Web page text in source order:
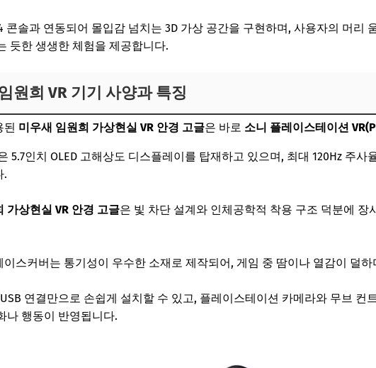
콘솔과 연동되어 몰입감 넘치는 3D 가상 공간을 구현하며, 사용자의 머리
듯한 생생한 체험을 제공합니다.
원희 VR 기기 사양과 특징
된 미우새 임원희 가상현실 VR 안경 고글은 바로 소니 플레이스테이션
5.7인치 OLED 고해상도 디스플레이를 탑재하고 있으며, 최대 120Hz 주
.
가상현실 VR 안경 고글은 빛 차단 설계와 인체공학적 착용 구조 덕분에 장
이스커버는 통기성이 우수한 소재로 제작되어, 게임 중 땀이나 열감이 덜
연결만으로 손쉽게 설치할 수 있고, 플레이스테이션 카메라와 무브 컨
나 행동이 반영됩니다.